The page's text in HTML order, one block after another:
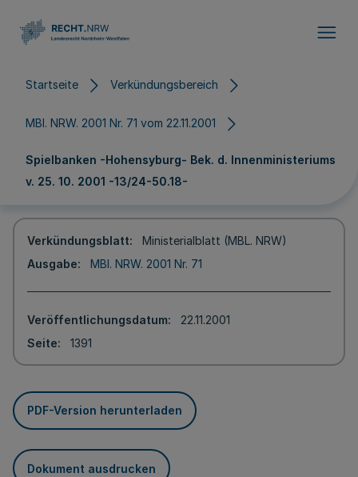
Startseite Verkündungsbereich
MBl. NRW. 2001 Nr. 71 vom 22.11.2001
Spielbanken -Hohensyburg- Bek. d. Innenministeriums
v. 25. 10. 2001 -13/24-50.18-
Verkündungsblatt
Ministerialblatt (MBL. NRW)
Ausgabe
MBl. NRW. 2001 Nr. 71
Veröffentlichungsdatum
22.11.2001
Seite
1391
PDF-Version herunterladen
Dokument ausdrucken